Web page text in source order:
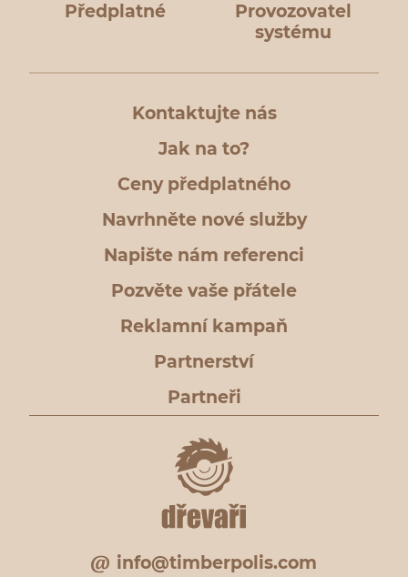
Předplatné
Provozovatel
systému
Kontaktujte nás
Jak na to?
Ceny předplatného
Navrhněte nové služby
Napište nám referenci
Pozvěte vaše přátele
Reklamní kampaň
Partnerství
Partneři
info@timberpolis.com